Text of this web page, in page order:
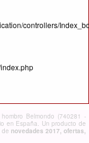
controllers/
Belmondo (740281 -
en España. Un producto de
de novedades 2017, ofertas,